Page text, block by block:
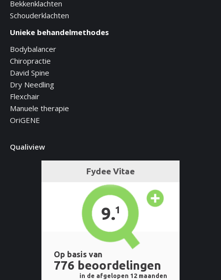
Bekkenklachten
Schouderklachten
Unieke behandelmethodes
Bodybalancer
Chiropractie
David Spine
Dry Needling
Flexchair
Manuele therapie
OriGENE
Qualiview